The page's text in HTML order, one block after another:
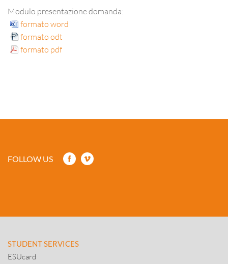
Modulo presentazione domanda:
formato word
formato odt
formato pdf
FOLLOW US
STUDENT SERVICES
ESUcard